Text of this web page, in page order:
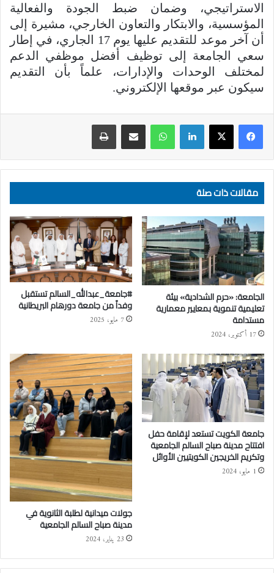
الاستراتيجي، وضمان ضبط الجودة والفعالية
المؤسسية، والابتكار والتعاون الخارجي، مشيرة إلى
أن آخر موعد للتقديم عليها يوم 17 الجاري، في إطار
سعي الجامعة إلى توظيف أفضل موظفي الدعم
لمختلف الوحدات والإدارات، علماً بأن التقديم
سيكون عبر موقعها الإلكتروني.
واتساب
مقالات ذات صلة
الجامعة: «حرم الشدادية» بيئة
تعليمية تنموية بمعايير معمارية
مستدامة
17 أكتوبر، 2024
#جامعة_عبدالله_السالم تستقبل
وفداً من جامعة دورهام البريطانية
7 مايو، 2025
جامعة الكويت تستعد لإقامة حفل
افتتاح مدينة صباح السالم الجامعية
وتكريم الخريجين الكويتيين الأوائل
1 مايو، 2024
جولات ميدانية لطلبة الثانوية في
مدينة صباح السالم الجامعية
23 يناير، 2024